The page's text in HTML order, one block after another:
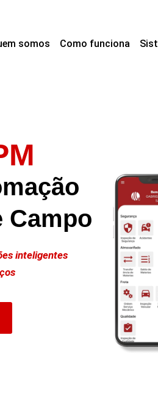
somos Como funciona
Campo
inteligentes